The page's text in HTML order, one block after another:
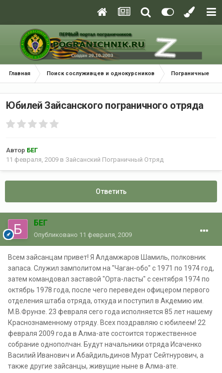
Главная Поиск сослуживцев и однокурсников Пограничные
Юбилей Зайсанского пограничного отряда
Автор БЕГ
11 февраля, 2009 в Зайсанский Пограничный Отряд
Ответить
БЕГ
Опубликовано 11 февраля, 2009
Всем зайсанцам привет! Я Алдамжаров Шамиль, полковник
запаса. Служил замполитом на "Чаган-обо" с 1971 по 1974 год,
затем командовал заставой "Орта-ласты" с сентября 1974 по
октябрь 1978 года, после чего переведен офицером первого
отделения штаба отряда, откуда и поступил в Акдемию им.
М.В.Фрунзе. 23 февраля сего года исполняется 85 лет нашему
Краснознаменному отряду. Всех поздравляю с юбилеем! 22
февраля 2009 года в Алма-ате состоится торжественное
собрание однополчан. Будут начальники отряда Исаченко
Василий Иванович и Абайдильдинов Мурат Сейтнурович, а
также другие зайсанцы, живущие ныне в Алма-ате.